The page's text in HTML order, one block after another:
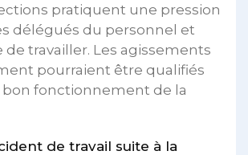
pratiquent une pression
délégués du personnel et
de travailler. Les agissements
pourraient être qualifiés
bon fonctionnement de la
de travail suite à la